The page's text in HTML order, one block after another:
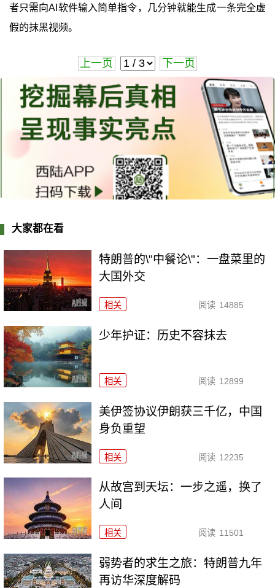
者只需向AI软件输入简单指令，几分钟就能生成一条完全虚
假的抹黑视频。
上一页 下一页
大家都在看
特朗普的\"中餐论\"：一盘菜里的
大国外交
相关 阅读 14885
少年护证：历史不容抹去
相关 阅读 12899
美伊签协议伊朗获三千亿，中国
身负重望
相关 阅读 12235
从故宫到天坛：一步之遥，换了
人间
相关 阅读 11501
弱势者的求生之旅：特朗普九年
再访华深度解码